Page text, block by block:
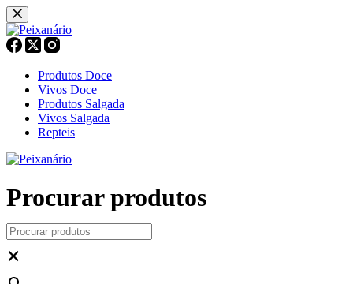
Pular
para
o
conteúdo
Produtos Doce
Vivos Doce
Produtos Salgada
Vivos Salgada
Repteis
Procurar produtos
×